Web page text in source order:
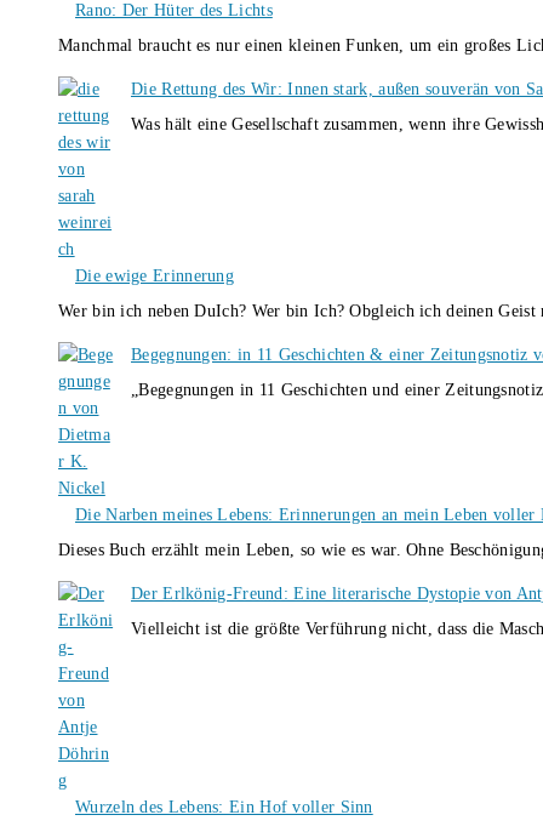
Rano: Der Hüter des Lichts
Manchmal braucht es nur einen kleinen Funken, um ein großes
Die Rettung des Wir: Innen stark, außen souverän von
Was hält eine Gesellschaft zusammen, wenn ihre
Die ewige Erinnerung
Wer bin ich neben DuIch? Wer bin Ich? Obgleich ich deinen
Begegnungen: in 11 Geschichten & einer Zeitungsnotiz
„Begegnungen in 11 Geschichten und einer
Die Narben meines Lebens: Erinnerungen an mein Leben
Dieses Buch erzählt mein Leben, so wie es war. Ohne
Der Erlkönig-Freund: Eine literarische Dystopie von
Vielleicht ist die größte Verführung nicht, dass die
Wurzeln des Lebens: Ein Hof voller Sinn